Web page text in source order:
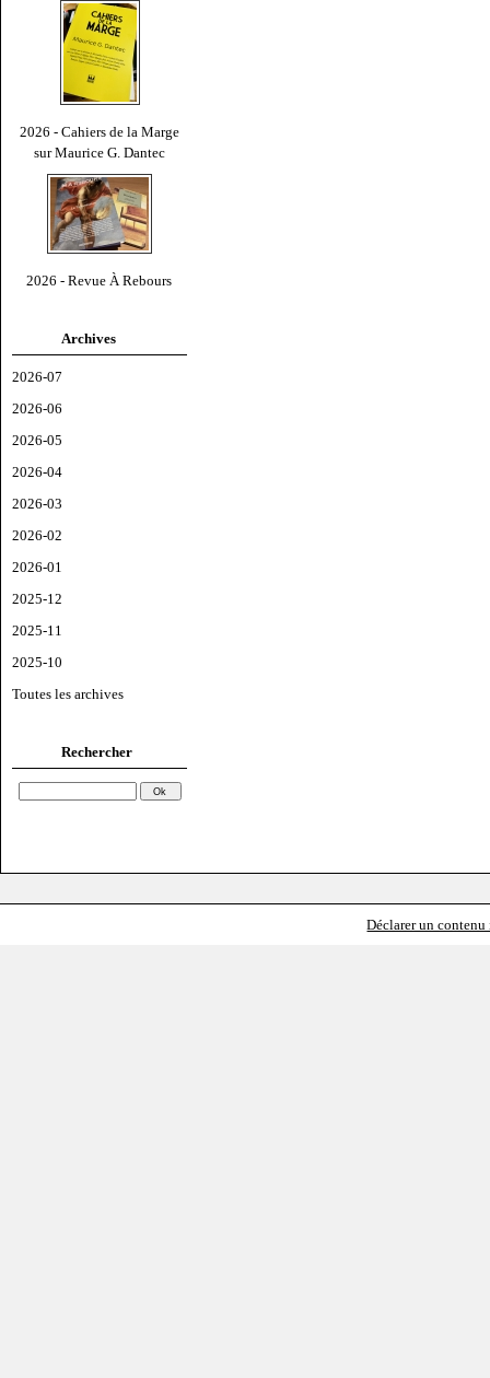
2026 - Cahiers de la Marge
sur Maurice G. Dantec
2026 - Revue À Rebours
Archives
2026-07
2026-06
2026-05
2026-04
2026-03
2026-02
2026-01
2025-12
2025-11
2025-10
Toutes les archives
Rechercher
Déclarer un